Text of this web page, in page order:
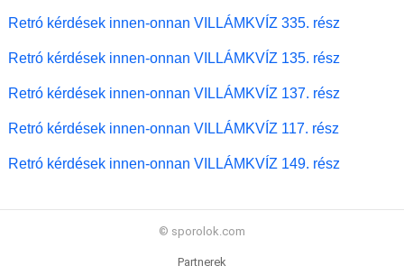
Retró kérdések innen-onnan VILLÁMKVÍZ 335. rész
Retró kérdések innen-onnan VILLÁMKVÍZ 135. rész
Retró kérdések innen-onnan VILLÁMKVÍZ 137. rész
Retró kérdések innen-onnan VILLÁMKVÍZ 117. rész
Retró kérdések innen-onnan VILLÁMKVÍZ 149. rész
© sporolok.com
Partnerek